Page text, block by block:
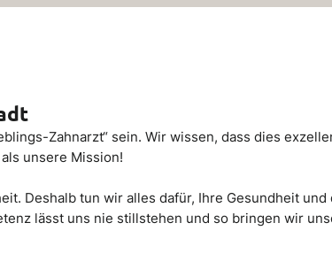
Zahnarzt“ sein. Wir wissen, dass dies
unsere Mission!
Deshalb tun wir alles dafür, Ihre Gesundheit
lässt uns nie stillstehen und so bringen wir